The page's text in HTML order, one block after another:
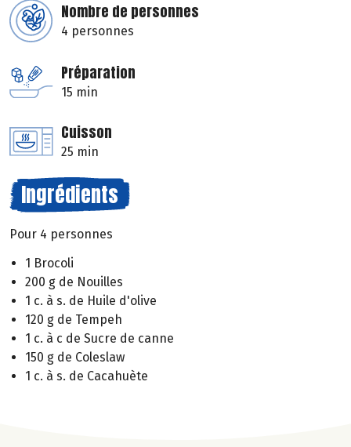
Nombre de personnes
4 personnes
Préparation
15 min
Cuisson
25 min
Ingrédients
Pour 4 personnes
1 Brocoli
200 g de Nouilles
1 c. à s. de Huile d'olive
120 g de Tempeh
1 c. à c de Sucre de canne
150 g de Coleslaw
1 c. à s. de Cacahuète